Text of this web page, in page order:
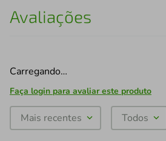
Avaliações
Carregando…
Faça login para avaliar este produto
Mais recentes Todos